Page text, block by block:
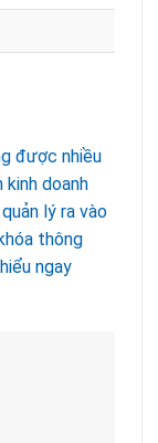
được nhiều
doanh
lý ra vào
thông
ngay